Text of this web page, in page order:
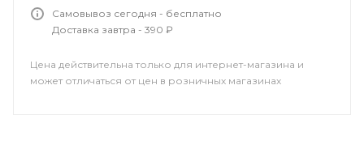
Самовывоз сегодня - бесплатно
Доставка завтра - 390 ₽
Цена действительна только для интернет-магазина и
может отличаться от цен в розничных магазинах